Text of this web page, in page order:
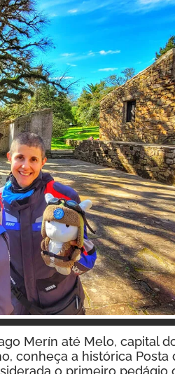
se!
Merín até Melo, capital
conheça a histórica Posta
o primeiro pedágio